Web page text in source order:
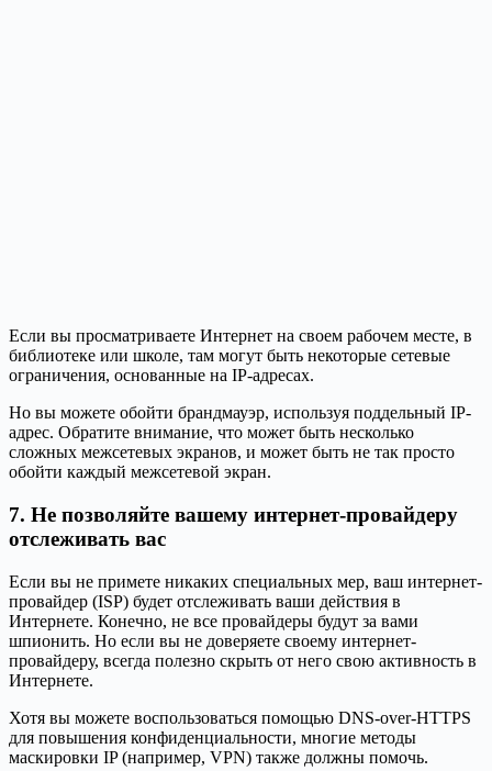
Если вы просматриваете Интернет на своем рабочем месте, в
библиотеке или школе, там могут быть некоторые сетевые
ограничения, основанные на IP-адресах.
Но вы можете обойти брандмауэр, используя поддельный IP-
адрес. Обратите внимание, что может быть несколько
сложных межсетевых экранов, и может быть не так просто
обойти каждый межсетевой экран.
7. Не позволяйте вашему интернет-провайдеру
отслеживать вас
Если вы не примете никаких специальных мер, ваш интернет-
провайдер (ISP) будет отслеживать ваши действия в
Интернете. Конечно, не все провайдеры будут за вами
шпионить. Но если вы не доверяете своему интернет-
провайдеру, всегда полезно скрыть от него свою активность в
Интернете.
Хотя вы можете воспользоваться помощью DNS-over-HTTPS
для повышения конфиденциальности, многие методы
маскировки IP (например, VPN) также должны помочь.